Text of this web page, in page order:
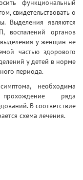
функциональный
свидетельствовать о
Выделения являются
воспалений органов
у женщин не
частью здорового
у детей в норме
периода.
необходима
ряда
В соответствие
схема лечения.